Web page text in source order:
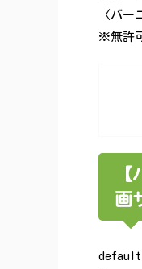
〈バ
※無許
画
default